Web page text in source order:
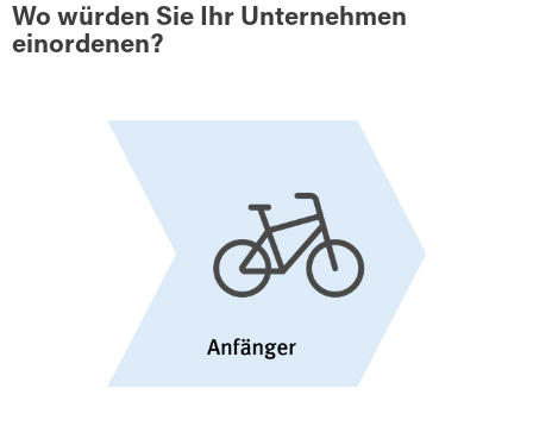
Wo würden Sie Ihr Unternehmen
einordenen?